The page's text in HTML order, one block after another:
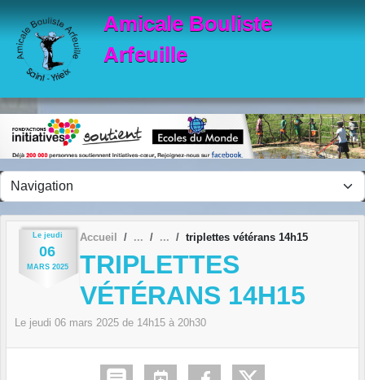
Amicale Bouliste
Arfeuille
Le jeudi
06
MARS 2025
Accueil triplettes vétérans 14h15
TRIPLETTES
VÉTÉRANS 14H15
Le jeudi 06 mars 2025 de 14h15 à 20h30